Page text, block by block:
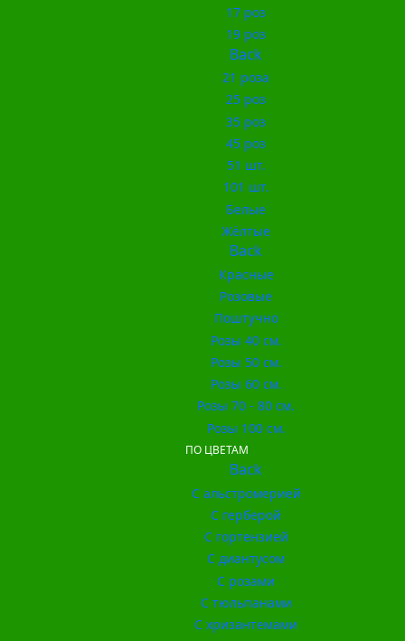
17 роз
19 роз
Back
21 роза
25 роз
35 роз
45 роз
51 шт.
101 шт.
Белые
Жёлтые
Back
Красные
Розовые
Поштучно
Розы 40 см.
Розы 50 см.
Розы 60 см.
Розы 70 - 80 см.
Розы 100 см.
ПО ЦВЕТАМ
Back
С альстромерией
С герберой
С гортензией
С диантусом
С розами
С тюльпанами
С хризантемами